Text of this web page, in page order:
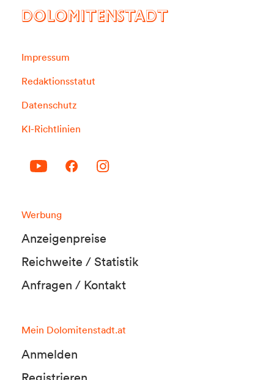
DOLOMITENSTADT
Impressum
Redaktionsstatut
Datenschutz
KI-Richtlinien
Werbung
Anzeigenpreise
Reichweite / Statistik
Anfragen / Kontakt
Mein Dolomitenstadt.at
Anmelden